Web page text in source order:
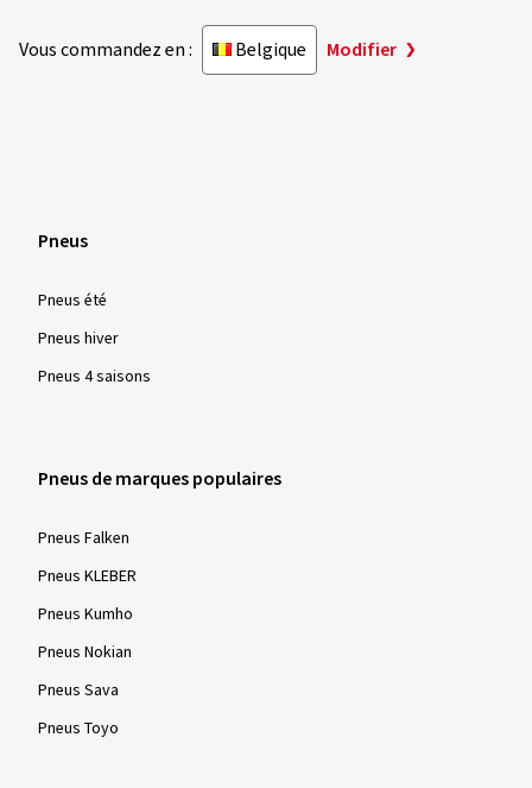
Vous commandez en : Belgique Modifier
Pneus
Pneus été
Pneus hiver
Pneus 4 saisons
Pneus de marques populaires
Pneus Falken
Pneus KLEBER
Pneus Kumho
Pneus Nokian
Pneus Sava
Pneus Toyo